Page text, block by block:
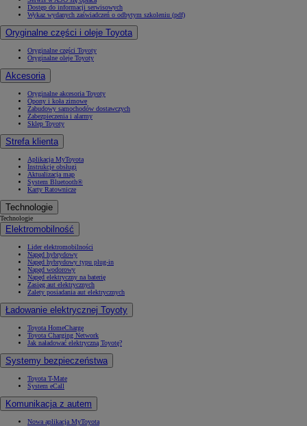
Dostęp do informacji serwisowych
Wykaz wydanych zaświadczeń o odbytym szkoleniu (pdf)
Oryginalne części i oleje Toyota
Oryginalne części Toyoty
Oryginalne oleje Toyoty
Akcesoria
Oryginalne akcesoria Toyoty
Opony i koła zimowe
Zabudowy samochodów dostawczych
Zabezpieczenia i alarmy
Sklep Toyoty
Strefa klienta
Aplikacja MyToyota
Instrukcje obsługi
Aktualizacja map
System Bluetooth®
Karty Ratownicze
Technologie
Technologie
Elektromobilność
Lider elektromobilności
Napęd hybrydowy
Napęd hybrydowy typu plug-in
Napęd wodorowy
Napęd elektryczny na baterię
Zasięg aut elektrycznych
Zalety posiadania aut elektrycznych
Ładowanie elektrycznej Toyoty
Toyota HomeCharge
Toyota Charging Network
Jak naładować elektryczną Toyotę?
Systemy bezpieczeństwa
Toyota T-Mate
System eCall
Komunikacja z autem
Nowa aplikacja MyToyota